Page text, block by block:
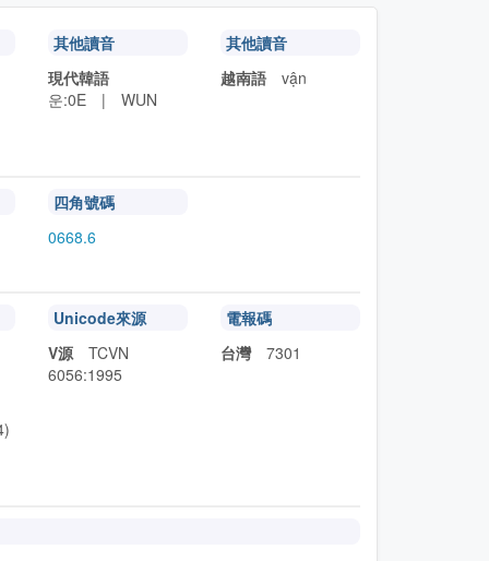
其他讀音
現代韓語
운:0E | WUN
其他讀音
越南語vận
四角號碼
0668.6
Unicode來源
V源TCVN
6056:1995
電報碼
台灣7301